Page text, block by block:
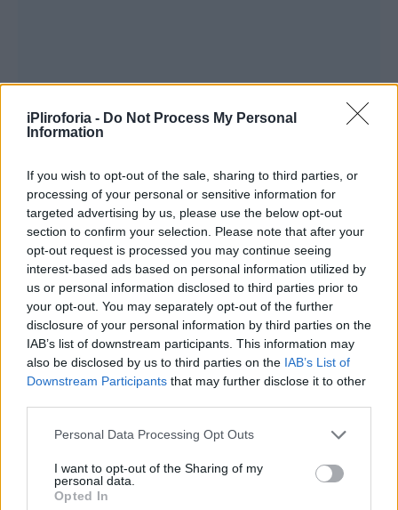
iPliroforia - Do Not Process My Personal
Information
If you wish to opt-out of the sale, sharing to third parties, or
processing of your personal or sensitive information for
targeted advertising by us, please use the below opt-out
section to confirm your selection. Please note that after your
opt-out request is processed you may continue seeing
interest-based ads based on personal information utilized by
us or personal information disclosed to third parties prior to
your opt-out. You may separately opt-out of the further
disclosure of your personal information by third parties on the
IAB’s list of downstream participants. This information may
also be disclosed by us to third parties on the IAB’s List of
Downstream Participants that may further disclose it to other
Personal Data Processing Opt Outs
I want to opt-out of the Sharing of my
personal data.
Opted In